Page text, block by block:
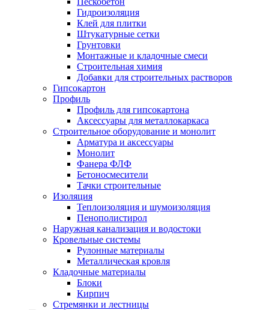
Гидроизоляция
Клей для плитки
Штукатурные сетки
Грунтовки
Монтажные и кладочные смеси
Строительная химия
Добавки для строительных растворов
Гипсокартон
Профиль
Профиль для гипсокартона
Аксессуары для металлокаркаса
Строительное оборудование и монолит
Арматура и аксессуары
Монолит
Фанера ФЛФ
Бетоносмесители
Тачки строительные
Изоляция
Теплоизоляция и шумоизоляция
Пенополистирол
Наружная канализация и водостоки
Кровельные системы
Рулонные материалы
Металлическая кровля
Кладочные материалы
Блоки
Кирпич
Стремянки и лестницы